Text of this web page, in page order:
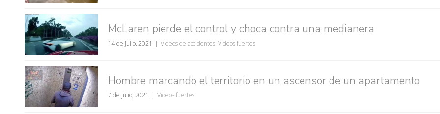
McLaren pierde el control y choca contra una medianera
14 de julio, 2021 Videos de accidentes, Videos fuertes
Hombre marcando el territorio en un ascensor de un apartamento
7 de julio, 2021 Videos fuertes